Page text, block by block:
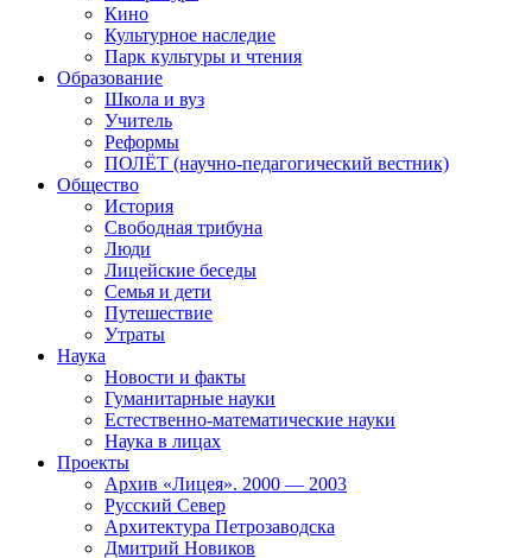
Кино
Культурное наследие
Парк культуры и чтения
Образование
Школа и вуз
Учитель
Реформы
ПОЛЁТ (научно-педагогический вестник)
Общество
История
Свободная трибуна
Люди
Лицейские беседы
Семья и дети
Путешествие
Утраты
Наука
Новости и факты
Гуманитарные науки
Естественно-математические науки
Наука в лицах
Проекты
Архив «Лицея». 2000 — 2003
Русский Север
Архитектура Петрозаводска
Дмитрий Новиков